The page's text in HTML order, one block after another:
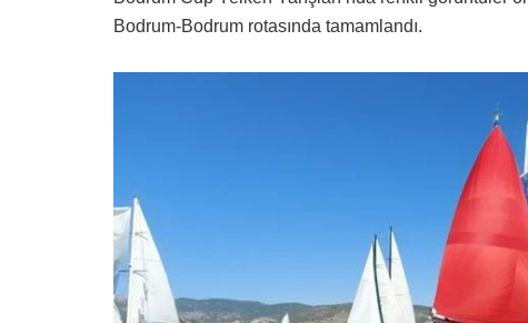
Bodrum-Bodrum rotasında tamamlandı.